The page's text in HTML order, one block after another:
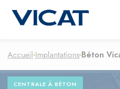
Accueil Implantations Béton
CENTRALE À BÉTON